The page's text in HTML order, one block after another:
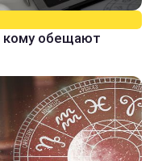
кому обещают